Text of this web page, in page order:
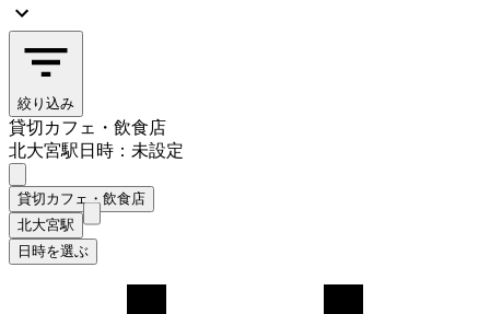
絞り込み
貸切カフェ・飲食店
北大宮駅日時：未設定
貸切カフェ・飲食店
北大宮駅
日時を選ぶ